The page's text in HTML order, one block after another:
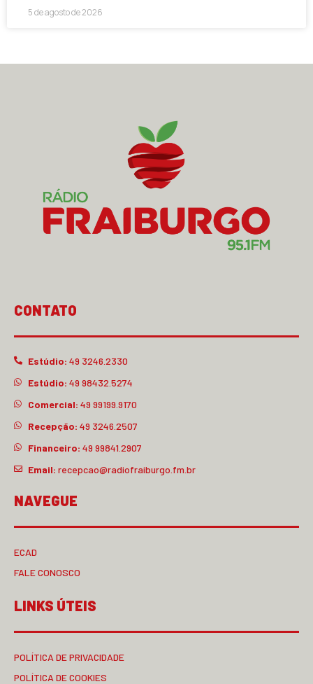
5 de agosto de 2026
CONTATO
Estúdio: 49 3246.2330
Estúdio: 49 98432.5274
Comercial: 49 99199.9170
Recepção: 49 3246.2507
Financeiro: 49 99841.2907
Email: recepcao@radiofraiburgo.fm.br
NAVEGUE
ECAD
FALE CONOSCO
LINKS ÚTEIS
POLÍTICA DE PRIVACIDADE
POLÍTICA DE COOKIES